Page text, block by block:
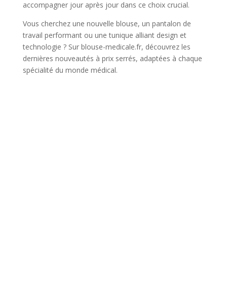
accompagner jour après jour dans ce choix crucial.
Vous cherchez une nouvelle blouse, un pantalon de
travail performant ou une tunique alliant design et
technologie ? Sur blouse-medicale.fr, découvrez les
dernières nouveautés à prix serrés, adaptées à chaque
spécialité du monde médical.